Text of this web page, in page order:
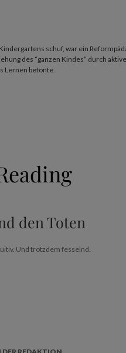
schuf, war ein
des “ganzen Kindes” durch
Lernen betonte.
den Toten
Und trotzdem fesselnd.